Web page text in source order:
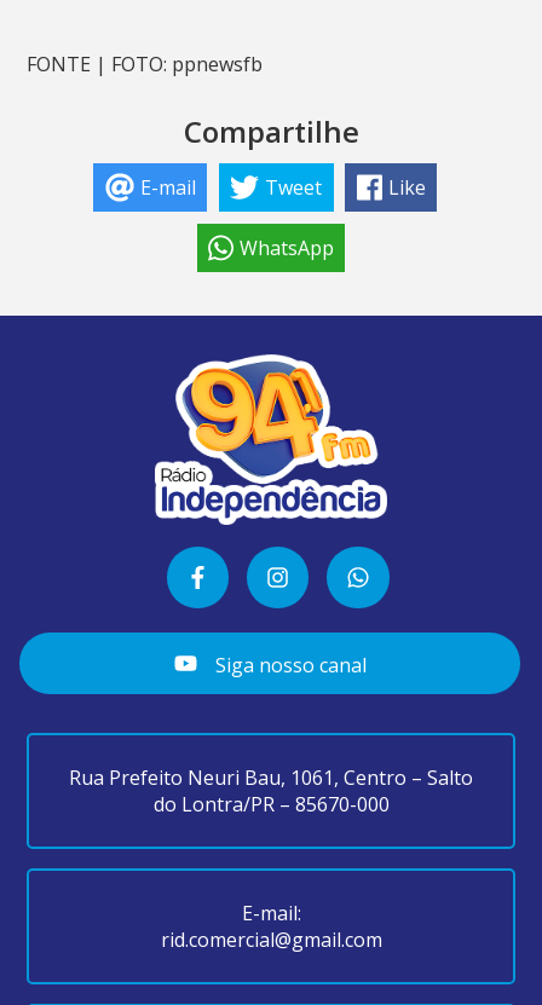
FONTE | FOTO: ppnewsfb
Compartilhe
E-mail Tweet Like
WhatsApp
Siga nosso canal
Rua Prefeito Neuri Bau, 1061, Centro – Salto
do Lontra/PR – 85670-000
E-mail:
rid.comercial@gmail.com